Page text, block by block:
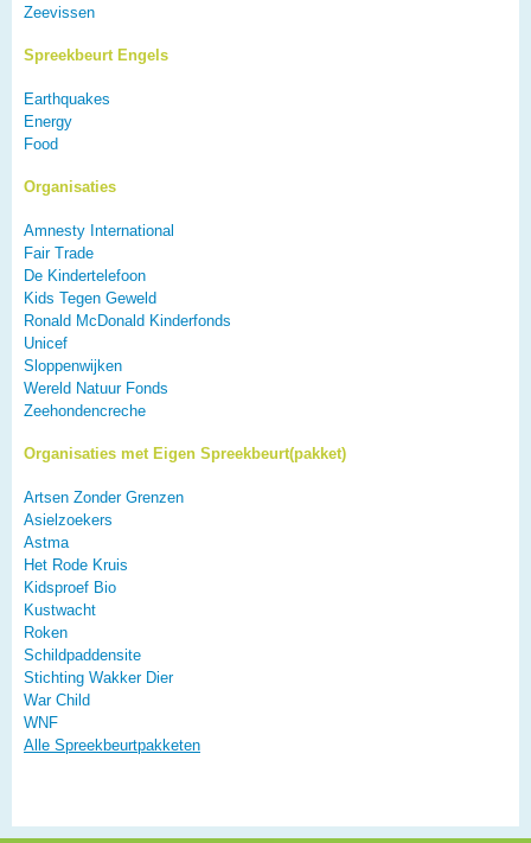
Zeevissen
Spreekbeurt Engels
Earthquakes
Energy
Food
Organisaties
Amnesty International
Fair Trade
De Kindertelefoon
Kids Tegen Geweld
Ronald McDonald Kinderfonds
Unicef
Sloppenwijken
Wereld Natuur Fonds
Zeehondencreche
Organisaties met Eigen Spreekbeurt(pakket)
Artsen Zonder Grenzen
Asielzoekers
Astma
Het Rode Kruis
Kidsproef Bio
Kustwacht
Roken
Schildpaddensite
Stichting Wakker Dier
War Child
WNF
Alle Spreekbeurtpakketen